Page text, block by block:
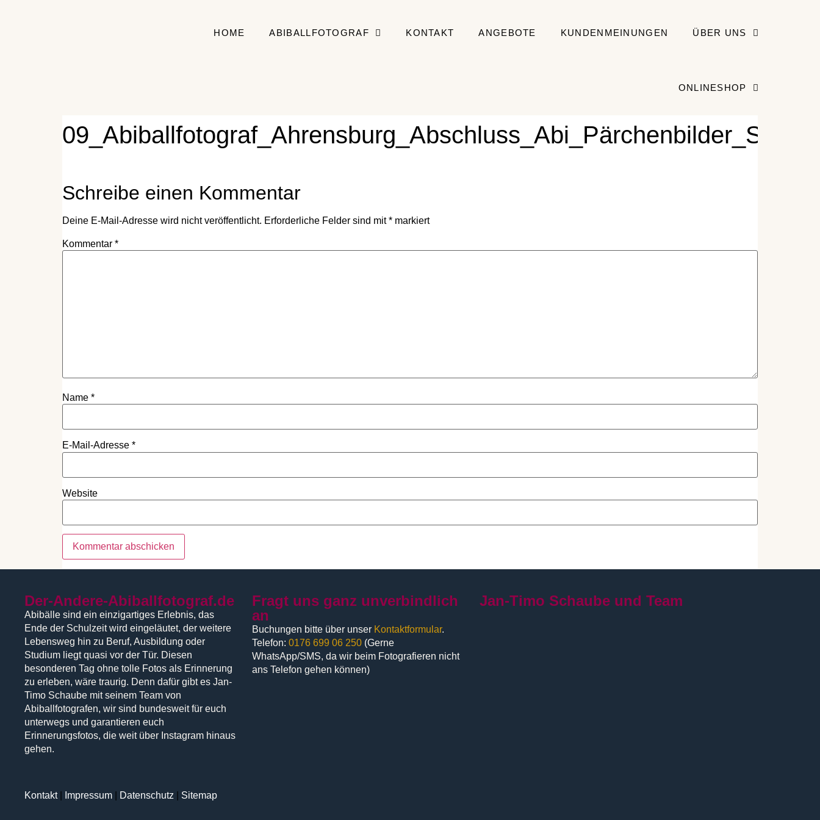
HOME ABIBALLFOTOGRAF KONTAKT ANGEBOTE KUNDENMEINUNGEN ÜBER UNS
ONLINESHOP
Schreibe einen Kommentar
Deine E-Mail-Adresse wird nicht veröffentlicht. Erforderliche Felder sind mit* markiert
Kommentar *
Name *
E-Mail-Adresse *
Website
Der-Andere-Abiballfotograf.de
Abibälle sind ein einzigartiges Erlebnis, das
Ende der Schulzeit wird eingeläutet, der weitere
Lebensweg hin zu Beruf, Ausbildung oder
Studium liegt quasi vor der Tür. Diesen
besonderen Tag ohne tolle Fotos als Erinnerung
zu erleben, wäre traurig. Denn dafür gibt es Jan-
Timo Schaube mit seinem Team von
Abiballfotografen, wir sind bundesweit für euch
unterwegs und garantieren euch
Erinnerungsfotos, die weit über Instagram hinaus
gehen.
Fragt uns ganz unverbindlich
an
Buchungen bitte über unser Kontaktformular.
Telefon: 0176 699 06 250(Gerne
WhatsApp/SMS, da wir beim Fotografieren nicht
ans Telefon gehen können)
Jan-Timo Schaube und Team
Kontakt| Impressum Datenschutz Sitemap